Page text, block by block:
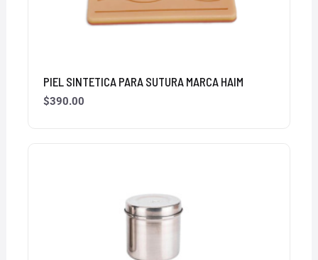
PIEL SINTETICA PARA SUTURA MARCA HAIM
$390.00